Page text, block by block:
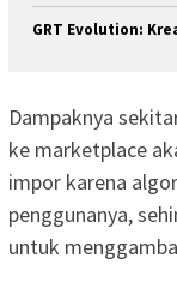
GRT Evolution:
Dampaknya
ke marketplace
impor karena
penggunanya,
untuk